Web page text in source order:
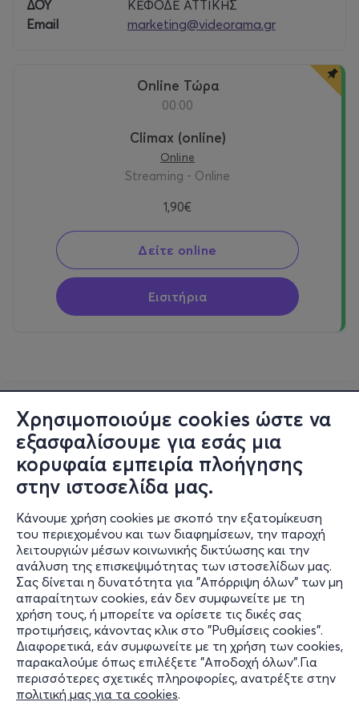
Χρησιμοποιούμε cookies ώστε να
εξασφαλίσουμε για εσάς μια
κορυφαία εμπειρία πλοήγησης
στην ιστοσελίδα μας.
Κάνουμε χρήση cookies με σκοπό την εξατομίκευση
του περιεχομένου και των διαφημίσεων, την παροχή
λειτουργιών μέσων κοινωνικής δικτύωσης και την
ανάλυση της επισκεψιμότητας των ιστοσελίδων μας.
Σας δίνεται η δυνατότητα για "Απόρριψη όλων" των μη
απαραίτητων cookies, εάν δεν συμφωνείτε με τη
χρήση τους, ή μπορείτε να ορίσετε τις δικές σας
προτιμήσεις, κάνοντας κλικ στο "Ρυθμίσεις cookies".
Διαφορετικά, εάν συμφωνείτε με τη χρήση των cookies,
παρακαλούμε όπως επιλέξετε "Αποδοχή όλων".Για
περισσότερες σχετικές πληροφορίες, ανατρέξτε στην
πολιτική μας για τα cookies.
δικαιώματα για τα τραγούδια που ήθελα να
χρησιμοποιήσω. Δύο μήνες μετά, είχαμε τη χαρά να
Θέλω να ευχαριστήσω αυτούς που μας έφτιαξαν και
Ας αρχίσει το πάρτι!
ΔΟΥ
ΚΕΦΟΔΕ ΑΤΤΙΚΗΣ
Email
marketing@videorama.gr
Online Τώρα
00:00
Climax (online)
Online
Streaming - Online
1,90€
Δείτε online
Εισιτήρια
Πληροφορίες
Υποστήριξη
Stay Connected